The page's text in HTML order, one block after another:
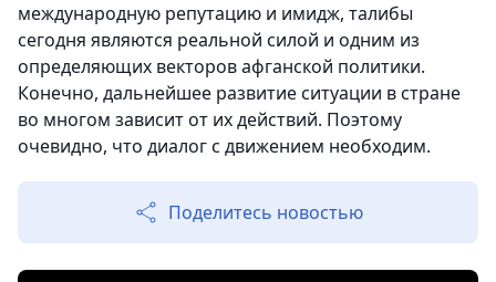
международную репутацию и имидж, талибы
сегодня являются реальной силой и одним из
определяющих векторов афганской политики.
Конечно, дальнейшее развитие ситуации в стране
во многом зависит от их действий. Поэтому
очевидно, что диалог с движением необходим.
Поделитесь новостью